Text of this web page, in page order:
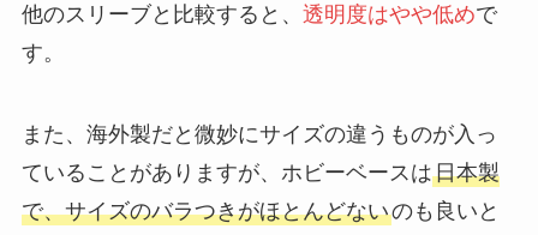
他のスリーブと比較すると、 透明度はやや低めで
す。
また、海外製だと微妙にサイズの違うものが入っ
ていることがありますが、ホビーベースは日本製
で、サイズのバラつきがほとんどないのも良いと